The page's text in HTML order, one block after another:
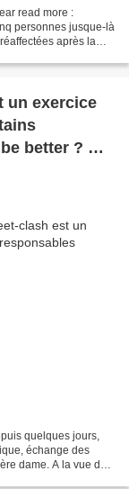
read more :
personnes jusque-là
après la
un exercice
better ? OK
quelques jours,
échange des
dame. A la vue de